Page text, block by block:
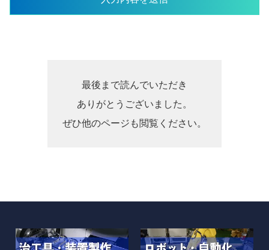
最後まで読んでいただき
ありがとうございました。
ぜひ他のページも閲覧ください。